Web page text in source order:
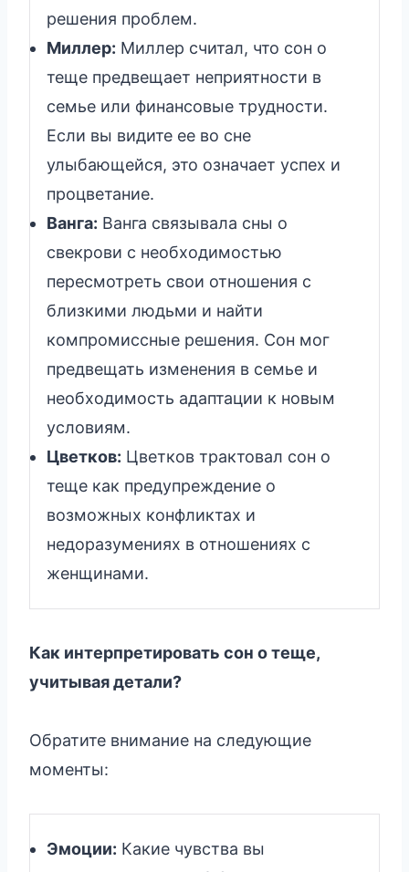
решения проблем.
Миллер: Миллер считал, что сон о
теще предвещает неприятности в
семье или финансовые трудности.
Если вы видите ее во сне
улыбающейся, это означает успех и
процветание.
Ванга: Ванга связывала сны о
свекрови с необходимостью
пересмотреть свои отношения с
близкими людьми и найти
компромиссные решения. Сон мог
предвещать изменения в семье и
необходимость адаптации к новым
условиям.
Цветков: Цветков трактовал сон о
теще как предупреждение о
возможных конфликтах и
недоразумениях в отношениях с
женщинами.
Как интерпретировать сон о теще,
учитывая детали?
Обратите внимание на следующие
моменты:
Эмоции: Какие чувства вы